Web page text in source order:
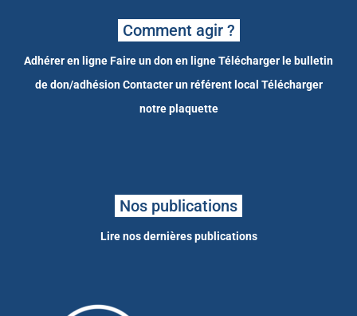
Comment agir ?
Adhérer en ligneFaire un don en ligneTélécharger le bulletin
de don/adhésion Contacter un référent local Télécharger
notre plaquette
Nos publications
Lire nos dernières publications